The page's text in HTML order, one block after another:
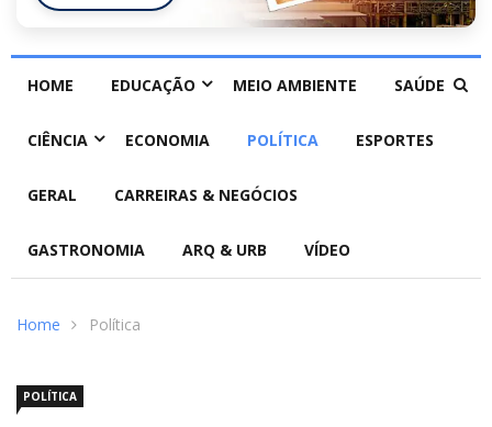
HOME EDUCAÇÃO MEIO AMBIENTE SAÚDE
CIÊNCIA ECONOMIA POLÍTICA ESPORTES
GERAL CARREIRAS & NEGÓCIOS
GASTRONOMIA ARQ & URB VÍDEO
Home Política
POLÍTICA